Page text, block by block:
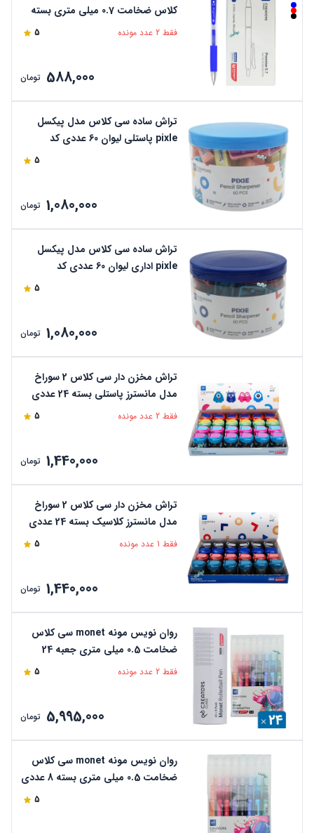
کلاس ضخامت 0.7 میلی متری بسته
12 عددی کد PR16-B7
فقط 2 عدد مونده 5
588,000 تومان
تراش ساده سی کلاس مدل پیکسل
pixle پاستلی لیوان 60 عددی کد
5
1,080,000 تومان
تراش ساده سی کلاس مدل پیکسل
pixle اداری لیوان 60 عددی کد
5
1,080,000 تومان
تراش مخزن دار سی کلاس 2 سوراخ
مدل مانسترز پاستلی بسته 24 عددی
کد CCMONPSP
فقط 2 عدد مونده 5
1,440,000 تومان
تراش مخزن دار سی کلاس 2 سوراخ
مدل مانسترز کلاسیک بسته 24 عددی
کد CCMONPSC
فقط 1 عدد مونده 5
1,440,000 تومان
روان نویس مونه monet سی کلاس
ضخامت 0.5 میلی متری جعبه 24
عددی
فقط 2 عدد مونده 5
5,995,000 تومان
روان نویس مونه monet سی کلاس
ضخامت 0.5 میلی متری بسته 8 عددی
5